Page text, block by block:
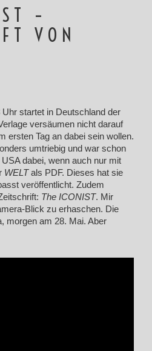
–
VON
startet in Deutschland der
versäumen nicht darauf
ersten Tag an dabei sein wollen.
umtriebig und war schon
dabei, wenn auch nur mit
WELTals PDF. Dieses hat sie
veröffentlicht. Zudem
The ICONIST. Mir
Blick zu erhaschen. Die
morgen am 28. Mai. Aber